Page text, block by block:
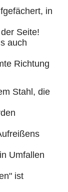
in
Seite!
auch
Richtung
Stahl, die
Umfallen
ist